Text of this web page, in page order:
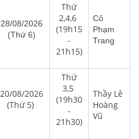
28/08/2026
(Thứ 6)
Thứ
2,4,6
(19h15
-
21h15)
Cô
Phạm
Trang
20/08/2026
(Thứ 5)
Thứ
3,5
(19h30
-
21h30)
Thầy Lê
Hoàng
Vũ